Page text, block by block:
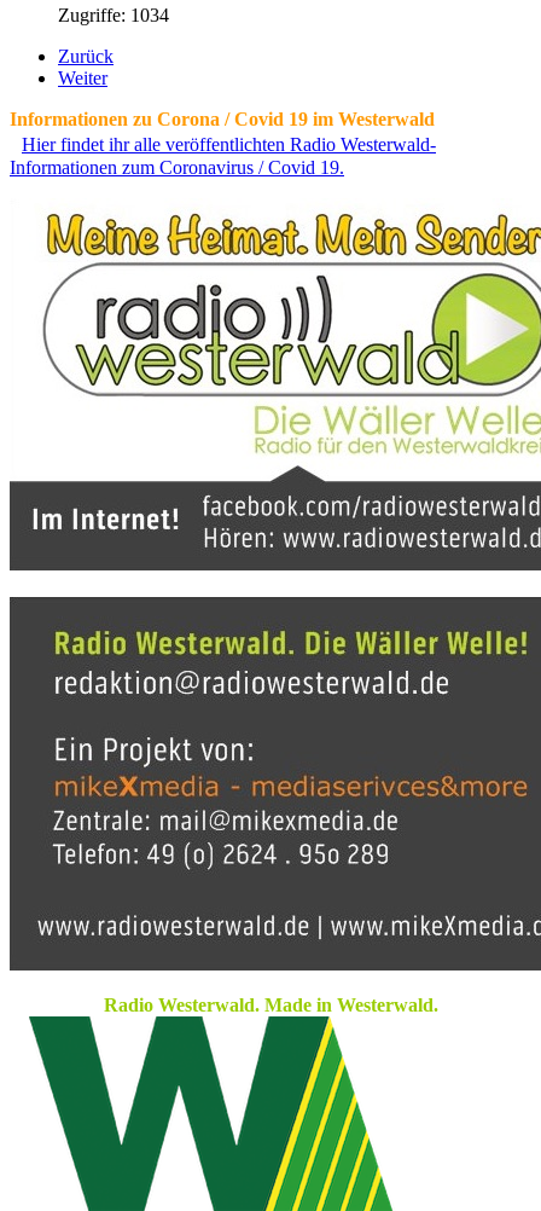
Zugriffe: 1034
Zurück
Weiter
Informationen zu Corona / Covid 19 im Westerwald
Hier findet ihr alle veröffentlichten Radio Westerwald-
Informationen zum Coronavirus / Covid 19.
Radio Westerwald. Made in Westerwald.